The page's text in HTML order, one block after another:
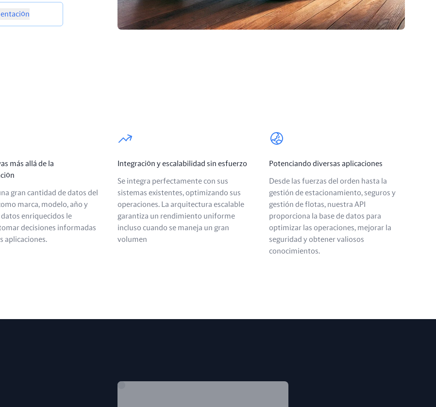
más allá de la
gran cantidad de datos del
marca, modelo, año y
datos enriquecidos le
decisiones informadas
aplicaciones.
Integración y escalabilidad sin esfuerzo
Se integra perfectamente con sus
sistemas existentes, optimizando sus
operaciones. La arquitectura escalable
garantiza un rendimiento uniforme
incluso cuando se maneja un gran
volumen
Potenciando diversas aplicaciones
Desde las fuerzas del orden hasta la
gestión de estacionamiento, seguros y
gestión de flotas, nuestra API
proporciona la base de datos para
optimizar las operaciones, mejorar la
seguridad y obtener valiosos
conocimientos.